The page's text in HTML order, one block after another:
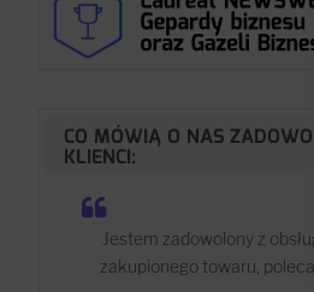
CO MÓWIĄ O NAS
KLIENCI:
Jestem zadowolony z
zakupionego towaru,